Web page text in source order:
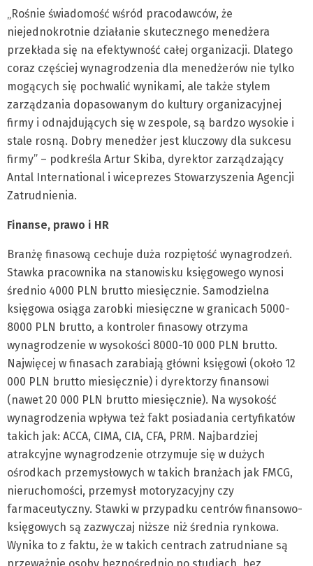
„Rośnie świadomość wśród pracodawców, że
niejednokrotnie działanie skutecznego menedżera
przekłada się na efektywność całej organizacji. Dlatego
coraz częściej wynagrodzenia dla menedżerów nie tylko
mogących się pochwalić wynikami, ale także stylem
zarządzania dopasowanym do kultury organizacyjnej
firmy i odnajdujących się w zespole, są bardzo wysokie i
stale rosną. Dobry menedżer jest kluczowy dla sukcesu
firmy” – podkreśla Artur Skiba, dyrektor zarządzający
Antal International i wiceprezes Stowarzyszenia Agencji
Zatrudnienia.
Finanse, prawo i HR
Branżę finasową cechuje duża rozpiętość wynagrodzeń.
Stawka pracownika na stanowisku księgowego wynosi
średnio 4000 PLN brutto miesięcznie. Samodzielna
księgowa osiąga zarobki miesięczne w granicach 5000-
8000 PLN brutto, a kontroler finasowy otrzyma
wynagrodzenie w wysokości 8000-10 000 PLN brutto.
Najwięcej w finasach zarabiają główni księgowi (około 12
000 PLN brutto miesięcznie) i dyrektorzy finansowi
(nawet 20 000 PLN brutto miesięcznie). Na wysokość
wynagrodzenia wpływa też fakt posiadania certyfikatów
takich jak: ACCA, CIMA, CIA, CFA, PRM. Najbardziej
atrakcyjne wynagrodzenie otrzymuje się w dużych
ośrodkach przemysłowych w takich branżach jak FMCG,
nieruchomości, przemysł motoryzacyjny czy
farmaceutyczny. Stawki w przypadku centrów finansowo-
księgowych są zazwyczaj niższe niż średnia rynkowa.
Wynika to z faktu, że w takich centrach zatrudniane są